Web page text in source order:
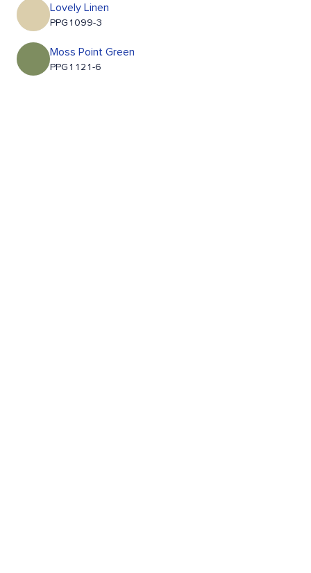
Lovely Linen
PPG1099-3
Moss Point Green
PPG1121-6